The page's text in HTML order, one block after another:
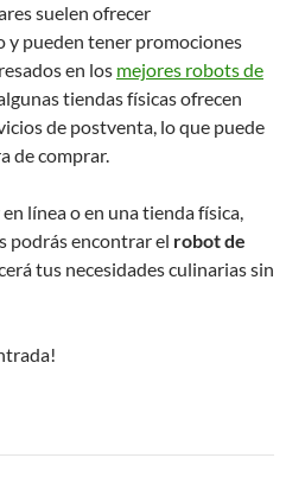
suelen ofrecer
y pueden tener promociones
en los mejores robots de
tiendas físicas ofrecen
de postventa, lo que puede
de comprar.
línea o en una tienda física,
podrás encontrar el robot de
tus necesidades culinarias sin